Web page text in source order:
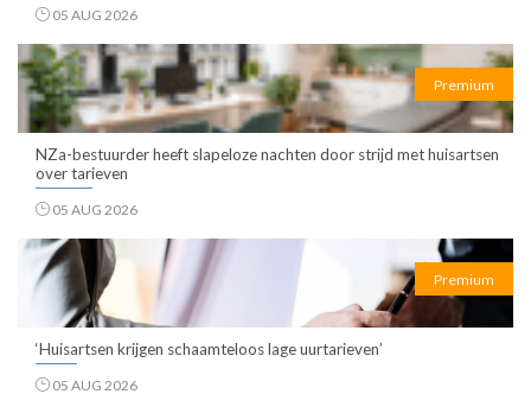
05 AUG 2026
Premium
NZa-bestuurder heeft slapeloze nachten door strijd met huisartsen
over tarieven
05 AUG 2026
Premium
‘Huisartsen krijgen schaamteloos lage uurtarieven’
05 AUG 2026